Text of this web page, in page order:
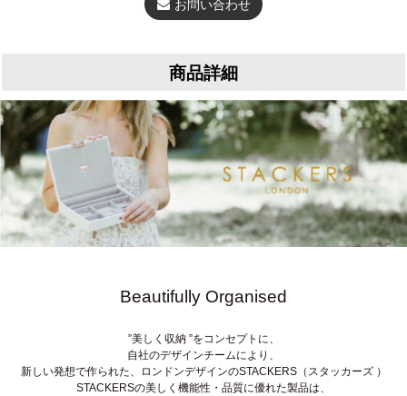
お問い合わせ
商品詳細
Beautifully Organised
”美しく収納 ”をコンセプトに、
自社のデザインチームにより、
新しい発想で作られた、
ロンドンデザインのSTACKERS（スタッカーズ ）
STACKERSの美しく機能性・品質に優れた製品は、